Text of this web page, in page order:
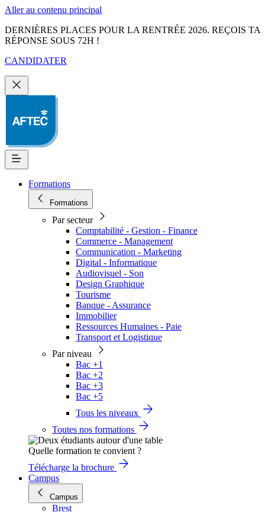
Aller au contenu principal
DERNIÈRES PLACES POUR LA RENTRÉE 2026. REÇOIS TA
RÉPONSE SOUS 72H !
CANDIDATER
Formations
Formations
Par secteur
Comptabilité - Gestion - Finance
Commerce - Management
Communication - Marketing
Digital - Informatique
Audiovisuel - Son
Design Graphique
Tourisme
Banque - Assurance
Immobilier
Ressources Humaines - Paie
Transport et Logistique
Par niveau
Bac +1
Bac +2
Bac +3
Bac +5
Tous les niveaux
Toutes nos formations
Quelle formation te convient ?
Télécharge la brochure
Campus
Campus
Brest